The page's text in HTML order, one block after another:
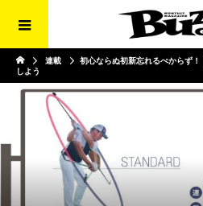
連載
初心ならぬ初新忘れるべからず
しよう